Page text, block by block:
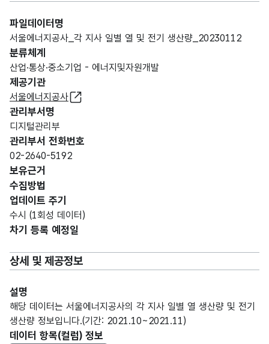
파일데이터명
서울에너지공사_각 지사 일별 열 및 전기 생산량_20230112
분류체계
산업·통상·중소기업 - 에너지및자원개발
제공기관
서울에너지공사
관리부서명
디지털관리부
관리부서 전화번호
02-2640-5192
보유근거
수집방법
업데이트 주기
수시 (1회성 데이터)
차기 등록 예정일
상세 및 제공정보
설명
해당 데이터는 서울에너지공사의 각 지사 일별 열 생산량 및 전기
생산량 정보입니다.(기간: 2021.10~2021.11)
데이터 항목(컬럼) 정보